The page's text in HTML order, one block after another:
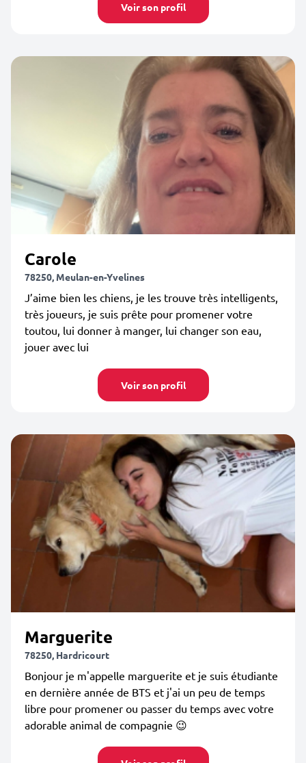
Voir son profil
Carole
78250, Meulan-en-Yvelines
J’aime bien les chiens, je les trouve très intelligents,
très joueurs, je suis prête pour promener votre
toutou, lui donner à manger, lui changer son eau,
jouer avec lui
Voir son profil
Marguerite
78250, Hardricourt
Bonjour je m'appelle marguerite et je suis étudiante
en dernière année de BTS et j'ai un peu de temps
libre pour promener ou passer du temps avec votre
adorable animal de compagnie 😉